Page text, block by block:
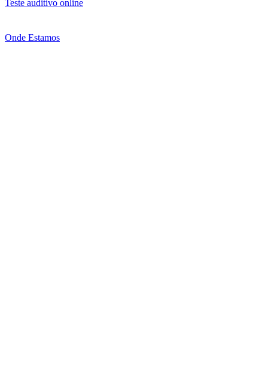
Teste auditivo online
Onde Estamos